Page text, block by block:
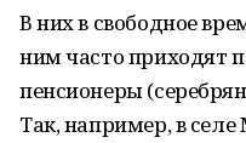
В них в свободное
ним часто приходят
пенсионеры
Так, например, в